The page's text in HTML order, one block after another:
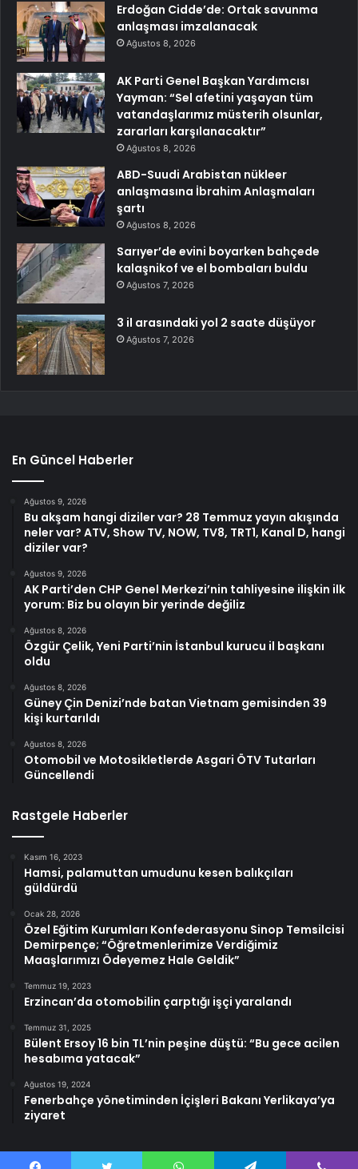
Erdoğan Cidde’de: Ortak savunma
anlaşması imzalanacak
Ağustos 8, 2026
AK Parti Genel Başkan Yardımcısı
Yayman: “Sel afetini yaşayan tüm
vatandaşlarımız müsterih olsunlar,
zararları karşılanacaktır”
Ağustos 8, 2026
ABD-Suudi Arabistan nükleer
anlaşmasına İbrahim Anlaşmaları
şartı
Ağustos 8, 2026
Sarıyer’de evini boyarken bahçede
kalaşnikof ve el bombaları buldu
Ağustos 7, 2026
3 il arasındaki yol 2 saate düşüyor
Ağustos 7, 2026
En Güncel Haberler
Ağustos 9, 2026
Bu akşam hangi diziler var? 28 Temmuz yayın akışında
neler var? ATV, Show TV, NOW, TV8, TRT1, Kanal D, hangi
diziler var?
Ağustos 9, 2026
AK Parti’den CHP Genel Merkezi’nin tahliyesine ilişkin ilk
yorum: Biz bu olayın bir yerinde değiliz
Ağustos 8, 2026
Özgür Çelik, Yeni Parti’nin İstanbul kurucu il başkanı
oldu
Ağustos 8, 2026
Güney Çin Denizi’nde batan Vietnam gemisinden 39
kişi kurtarıldı
Ağustos 8, 2026
Otomobil ve Motosikletlerde Asgari ÖTV Tutarları
Güncellendi
Rastgele Haberler
Kasım 16, 2023
Hamsi, palamuttan umudunu kesen balıkçıları
güldürdü
Ocak 28, 2026
Özel Eğitim Kurumları Konfederasyonu Sinop Temsilcisi
Demirpençe; “Öğretmenlerimize Verdiğimiz
Maaşlarımızı Ödeyemez Hale Geldik”
Temmuz 19, 2023
Erzincan’da otomobilin çarptığı işçi yaralandı
Temmuz 31, 2025
Bülent Ersoy 16 bin TL’nin peşine düştü: “Bu gece acilen
hesabıma yatacak”
Ağustos 19, 2024
Fenerbahçe yönetiminden İçişleri Bakanı Yerlikaya’ya
ziyaret